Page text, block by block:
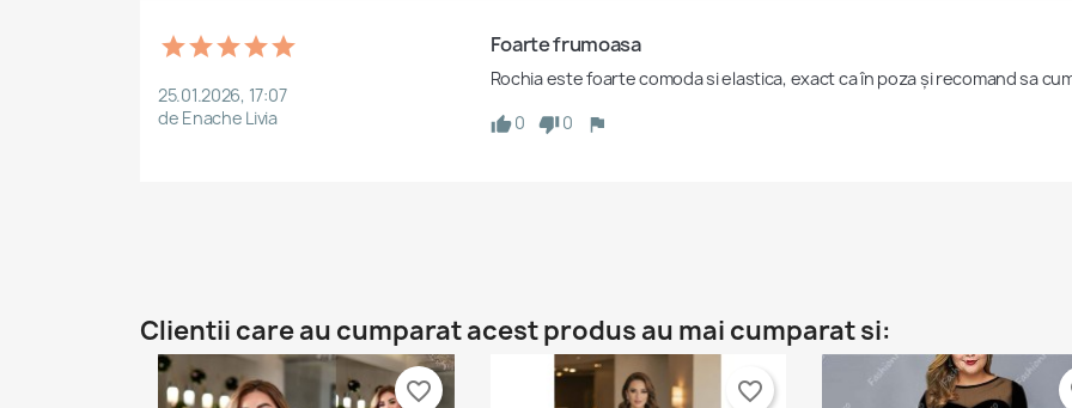
25.01.2026, 17:07
de Enache Livia
Foarte frumoasa
Rochia este foarte comoda si elastica, exact ca în poza și recomand sa
0
0
Clientii care au cumparat acest produs au mai cumparat si:
favorite_border favorite_border